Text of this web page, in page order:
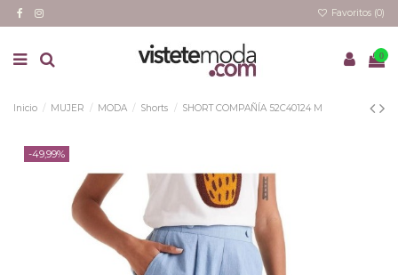
Favoritos (0)
0
Inicio MUJER MODA Shorts SHORT COMPAÑÍA 52C40124 M
-49,99%